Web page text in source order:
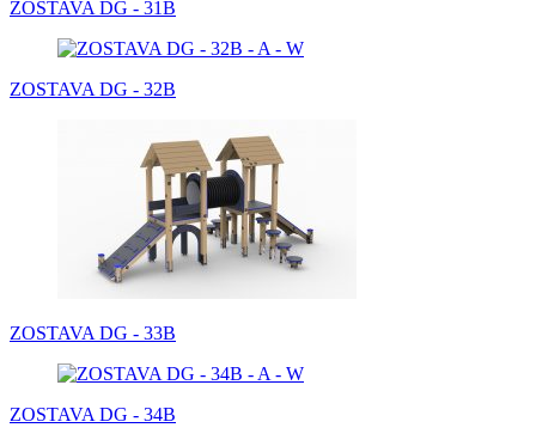
ZOSTAVA DG - 31B
ZOSTAVA DG - 32B
ZOSTAVA DG - 33B
ZOSTAVA DG - 34B